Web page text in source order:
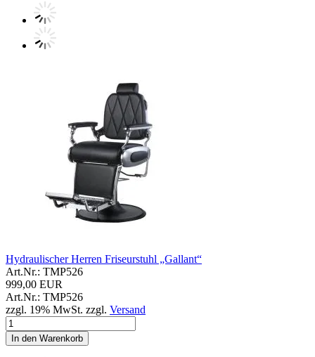
Hydraulischer Herren Friseurstuhl „Gallant“
Art.Nr.: TMP526
999,00 EUR
Art.Nr.: TMP526
zzgl. 19% MwSt. zzgl. Versand
In den Warenkorb